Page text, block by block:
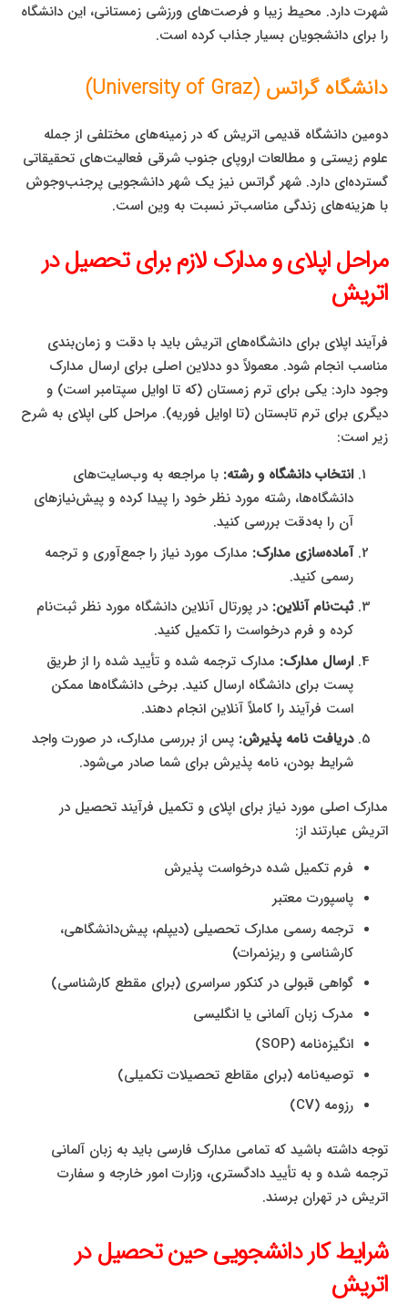
شهرت دارد. محیط زیبا و فرصت‌های ورزشی زمستانی، این دانشگاه
را برای دانشجویان بسیار جذاب کرده است.
دانشگاه گراتس (University of Graz)
دومین دانشگاه قدیمی اتریش که در زمینه‌های مختلفی از جمله
علوم زیستی و مطالعات اروپای جنوب شرقی فعالیت‌های تحقیقاتی
گسترده‌ای دارد. شهر گراتس نیز یک شهر دانشجویی پرجنب‌وجوش
با هزینه‌های زندگی مناسب‌تر نسبت به وین است.
مراحل اپلای و مدارک لازم برای تحصیل در
اتریش
فرآیند اپلای برای دانشگاه‌های اتریش باید با دقت و زمان‌بندی
مناسب انجام شود. معمولاً دو ددلاین اصلی برای ارسال مدارک
وجود دارد: یکی برای ترم زمستان (که تا اوایل سپتامبر است) و
دیگری برای ترم تابستان (تا اوایل فوریه). مراحل کلی اپلای به شرح
زیر است:
انتخاب دانشگاه و رشته: با مراجعه به وب‌سایت‌های
دانشگاه‌ها، رشته مورد نظر خود را پیدا کرده و پیش‌نیازهای
آن را به‌دقت بررسی کنید.
آماده‌سازی مدارک: مدارک مورد نیاز را جمع‌آوری و ترجمه
رسمی کنید.
ثبت‌نام آنلاین: در پورتال آنلاین دانشگاه مورد نظر ثبت‌نام
کرده و فرم درخواست را تکمیل کنید.
ارسال مدارک: مدارک ترجمه شده و تأیید شده را از طریق
پست برای دانشگاه ارسال کنید. برخی دانشگاه‌ها ممکن
است فرآیند را کاملاً آنلاین انجام دهند.
دریافت نامه پذیرش: پس از بررسی مدارک، در صورت واجد
شرایط بودن، نامه پذیرش برای شما صادر می‌شود.
مدارک اصلی مورد نیاز برای اپلای و تکمیل فرآیند تحصیل در
اتریش عبارتند از:
فرم تکمیل شده درخواست پذیرش
پاسپورت معتبر
ترجمه رسمی مدارک تحصیلی (دیپلم، پیش‌دانشگاهی،
کارشناسی و ریزنمرات)
گواهی قبولی در کنکور سراسری (برای مقطع کارشناسی)
مدرک زبان آلمانی یا انگلیسی
انگیزه‌نامه (SOP)
توصیه‌نامه (برای مقاطع تحصیلات تکمیلی)
رزومه (CV)
توجه داشته باشید که تمامی مدارک فارسی باید به زبان آلمانی
ترجمه شده و به تأیید دادگستری، وزارت امور خارجه و سفارت
اتریش در تهران برسند.
شرایط کار دانشجویی حین تحصیل در
اتریش